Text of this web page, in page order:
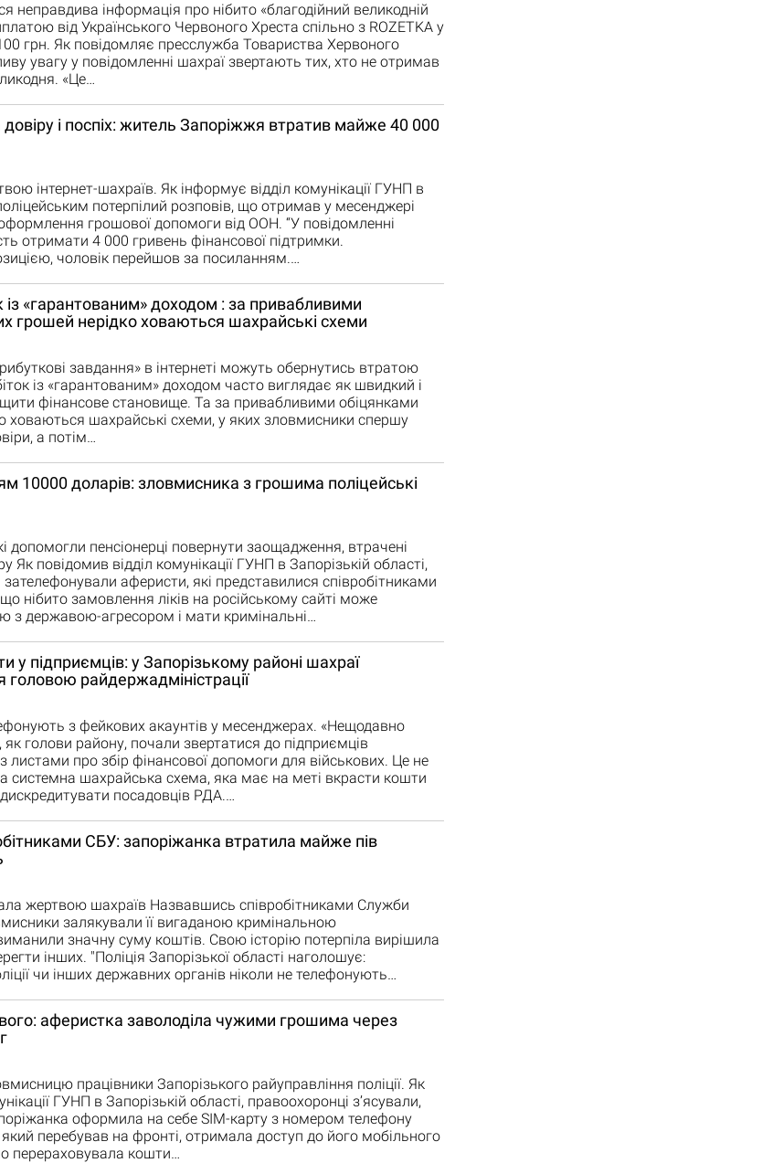
неправдива інформація про нібито «благодійний великодній
від Українського Червоного Хреста спільно з ROZETKA у
грн. Як повідомляє пресслужба Товариства Хервоного
увагу у повідомленні шахраї звертають тих, хто не отримав
«Це…
і поспіх: житель Запоріжжя втратив майже 40 000
інтернет-шахраїв. Як інформує відділ комунікації ГУНП в
потерпілий розповів, що отримав у месенджері
грошової допомоги від ООН. “У повідомленні
отримати 4 000 гривень фінансової підтримки.
чоловік перейшов за посиланням.…
із «гарантованим» доходом : за привабливими
грошей нерідко ховаються шахрайські схеми
завдання» в інтернеті можуть обернутись втратою
із «гарантованим» доходом часто виглядає як швидкий і
фінансове становище. Та за привабливими обіцянками
ховаються шахрайські схеми, у яких зловмисники спершу
а потім…
10000 доларів: зловмисника з грошима поліцейські
допомогли пенсіонерці повернути заощадження, втрачені
Як повідомив відділ комунікації ГУНП в Запорізькій області,
зателефонували аферисти, які представилися співробітниками
нібито замовлення ліків на російському сайті може
з державою-агресором і мати кримінальні…
підприємців: у Запорізькому районі шахраї
райдержадміністрації
з фейкових акаунтів у месенджерах. «Нещодавно
як голови району, почали звертатися до підприємців
листами про збір фінансової допомоги для військових. Це не
системна шахрайська схема, яка має на меті вкрасти кошти
посадовців РДА.…
СБУ: запоріжанка втратила майже пів
жертвою шахраїв Назвавшись співробітниками Служби
залякували її вигаданою кримінальною
значну суму коштів. Свою історію потерпіла вирішила
інших. "Поліція Запорізької області наголошує:
чи інших державних органів ніколи не телефонують…
аферистка заволоділа чужими грошима через
працівники Запорізького райуправління поліції. Як
ГУНП в Запорізькій області, правоохоронці з’ясували,
оформила на себе SIM-карту з номером телефону
перебував на фронті, отримала доступ до його мобільного
перераховувала кошти…